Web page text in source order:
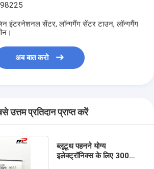
इंटरनेशनल सेंटर, लॉन्गगैंग सेंटर टाउन, लॉन्गगैंग
अब बात करो
उत्तम प्रतिदान प्राप्त करें
ब्लूटूथ पहनने योग्य
इलेक्ट्रॉनिक्स के लिए 300